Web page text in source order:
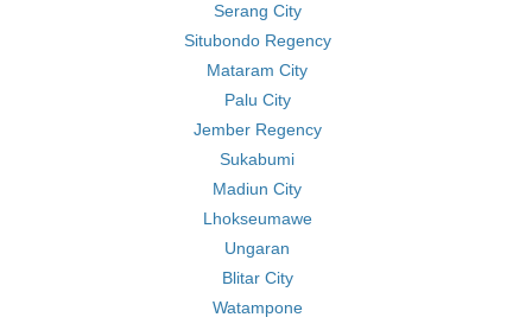
Serang City
Situbondo Regency
Mataram City
Palu City
Jember Regency
Sukabumi
Madiun City
Lhokseumawe
Ungaran
Blitar City
Watampone